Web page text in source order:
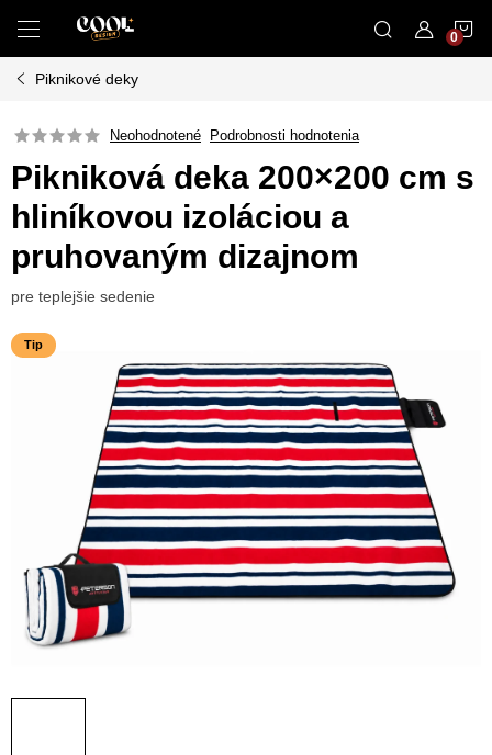
obsah
Piknikové deky
Neohodnotené Podrobnosti hodnotenia
Pikniková deka 200×200 cm s
hliníkovou izoláciou a
pruhovaným dizajnom
pre teplejšie sedenie
Tip